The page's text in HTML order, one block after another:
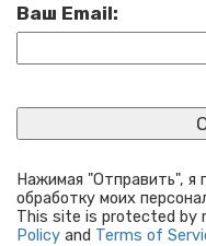
Ваш Email:
Нажимая "Отправить", я
обработку моих
This site is protected by
Policy and Terms of